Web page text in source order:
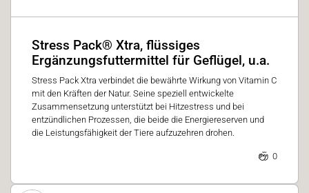
Stress Pack® Xtra, flüssiges
Ergänzungsfuttermittel für Geflügel, u.a.
Stress Pack Xtra verbindet die bewährte Wirkung von Vitamin C
mit den Kräften der Natur. Seine speziell entwickelte
Zusammensetzung unterstützt bei Hitzestress und bei
entzündlichen Prozessen, die beide die Energiereserven und
die Leistungsfähigkeit der Tiere aufzuzehren drohen.
0